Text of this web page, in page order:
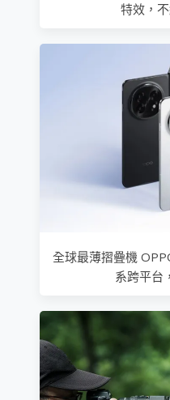
特效，
全球最薄摺疊機
系跨平台